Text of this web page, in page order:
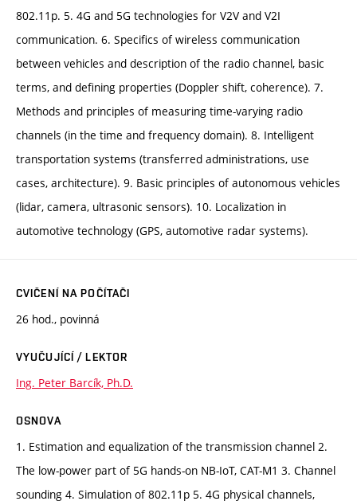
802.11p. 5. 4G and 5G technologies for V2V and V2I
communication. 6. Specifics of wireless communication
between vehicles and description of the radio channel, basic
terms, and defining properties (Doppler shift, coherence). 7.
Methods and principles of measuring time-varying radio
channels (in the time and frequency domain). 8. Intelligent
transportation systems (transferred administrations, use
cases, architecture). 9. Basic principles of autonomous vehicles
(lidar, camera, ultrasonic sensors). 10. Localization in
automotive technology (GPS, automotive radar systems).
CVIČENÍ NA POČÍTAČI
26 hod., povinná
VYUČUJÍCÍ / LEKTOR
Ing. Peter Barcík, Ph.D.
OSNOVA
1. Estimation and equalization of the transmission channel 2.
The low-power part of 5G hands-on NB-IoT, CAT-M1 3. Channel
sounding 4. Simulation of 802.11p 5. 4G physical channels,